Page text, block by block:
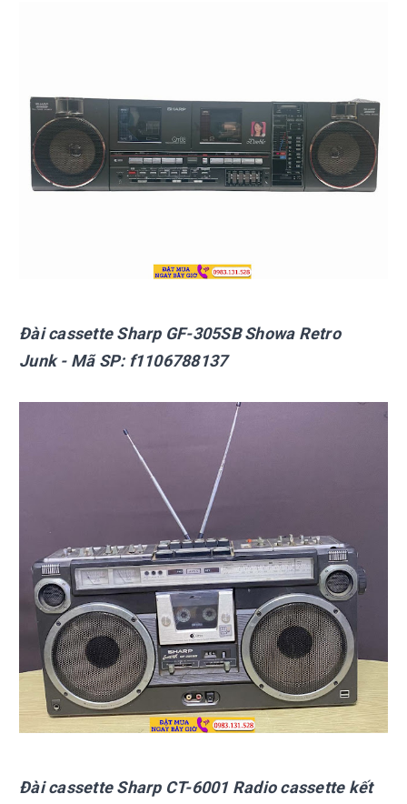
Đài cassette Sharp GF-305SB Showa Retro
Junk- Mã SP: f1106788137
Đài cassette Sharp CT-6001 Radio cassette kết